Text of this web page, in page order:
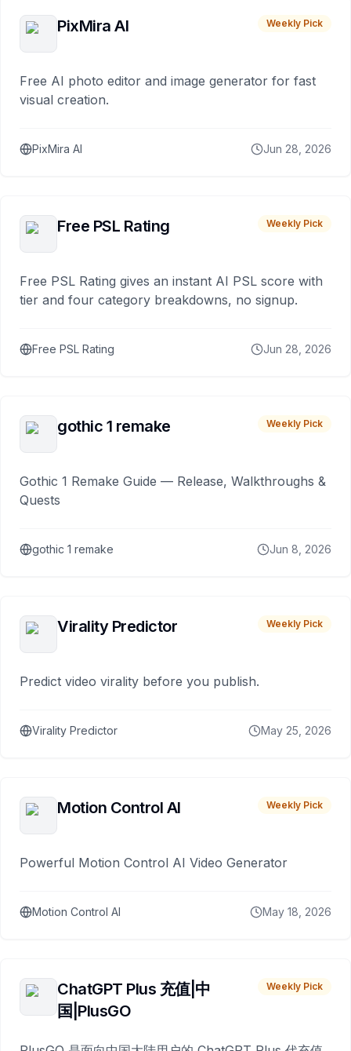
PixMira AI Weekly Pick
Free AI photo editor and image generator for fast
visual creation.
PixMira AI Jun 28, 2026
Free PSL Rating Weekly Pick
Free PSL Rating gives an instant AI PSL score with
tier and four category breakdowns, no signup.
Free PSL Rating Jun 28, 2026
gothic 1 remake Weekly Pick
Gothic 1 Remake Guide — Release, Walkthroughs &
Quests
gothic 1 remake Jun 8, 2026
Virality Predictor Weekly Pick
Predict video virality before you publish.
Virality Predictor May 25, 2026
Motion Control AI Weekly Pick
Powerful Motion Control AI Video Generator
Motion Control AI May 18, 2026
ChatGPT Plus 充值|中
国|PlusGO
Weekly Pick